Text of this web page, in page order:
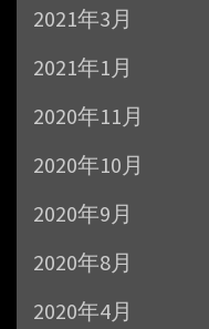
2021年3月
2021年1月
2020年11月
2020年10月
2020年9月
2020年8月
2020年4月